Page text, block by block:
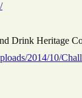
Drink Heritage
2014/10/